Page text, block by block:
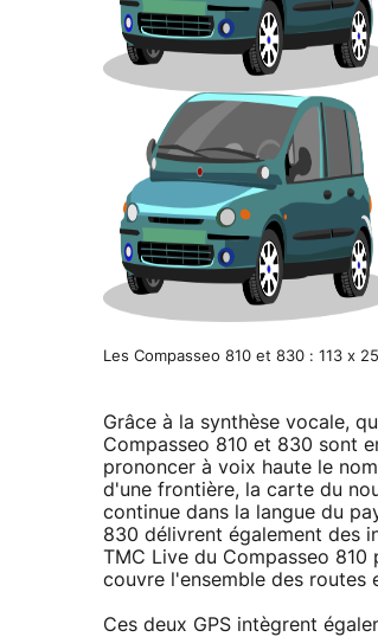
Les Compasseo 810 et 830 : 113 x
Grâce à la synthèse vocale,
Compasseo 810 et 830 sont
prononcer à voix haute le
d'une frontière, la carte du
continue dans la langue du
830 délivrent également des
TMC Live du Compasseo
couvre l'ensemble des routes
Ces deux GPS intègrent